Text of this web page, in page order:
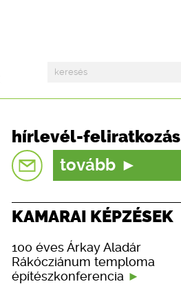
hírlevél-feliratkozás
tovább
KAMARAI KÉPZÉSEK
100 éves Árkay Aladár
Rákócziánum temploma
építészkonferencia